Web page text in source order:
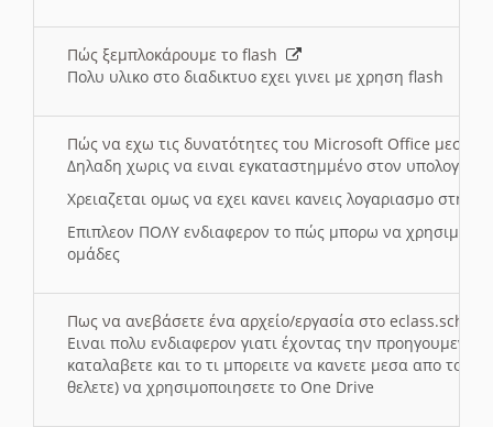
Πώς ξεμπλοκάρουμε το flash
Πολυ υλικο στο διαδικτυο εχει γινει με χρηση flash
Πώς να εχω τις δυνατότητες του Microsoft Office μεσω
Δηλαδη χωρις να ειναι εγκαταστημμένο στον
Χρειαζεται ομως να εχει κανει κανεις λογαριασμο στη
Επιπλεον ΠΟΛΥ ενδιαφερον το πώς μπορω να
ομάδες
Πως να ανεβάσετε ένα αρχείο/εργασία στο eclass.sch.gr
Ειναι πολυ ενδιαφερον γιατι έχοντας την
καταλαβετε και το τι μπορειτε να κανετε μεσα απο το
θελετε) να χρησιμοποιησετε το One Drive